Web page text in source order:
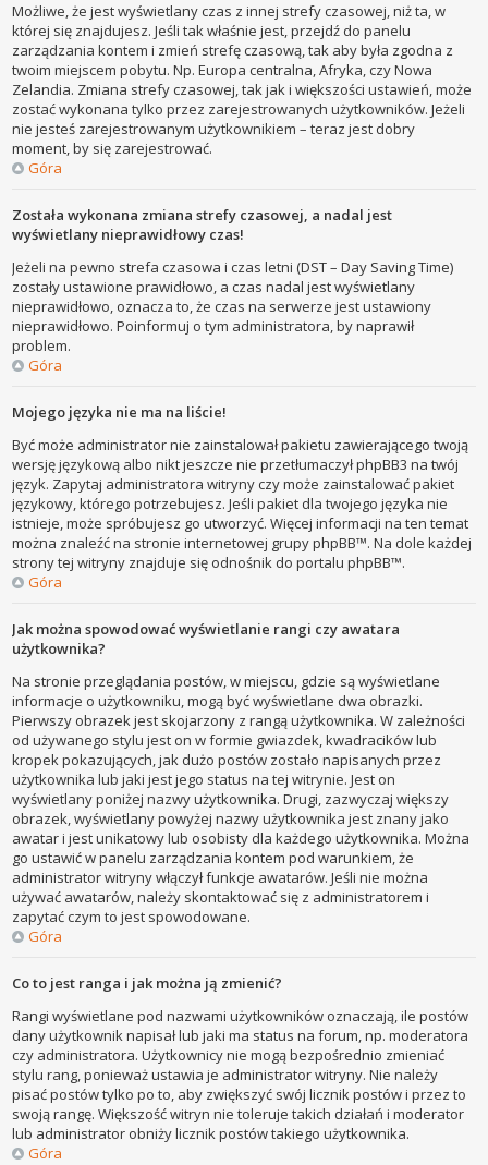
Możliwe, że jest wyświetlany czas z innej strefy czasowej, niż ta, w
której się znajdujesz. Jeśli tak właśnie jest, przejdź do panelu
zarządzania kontem i zmień strefę czasową, tak aby była zgodna z
twoim miejscem pobytu. Np. Europa centralna, Afryka, czy Nowa
Zelandia. Zmiana strefy czasowej, tak jak i większości ustawień, może
zostać wykonana tylko przez zarejestrowanych użytkowników. Jeżeli
nie jesteś zarejestrowanym użytkownikiem – teraz jest dobry
moment, by się zarejestrować.
Góra
Została wykonana zmiana strefy czasowej, a nadal jest
wyświetlany nieprawidłowy czas!
Jeżeli na pewno strefa czasowa i czas letni (DST – Day Saving Time)
zostały ustawione prawidłowo, a czas nadal jest wyświetlany
nieprawidłowo, oznacza to, że czas na serwerze jest ustawiony
nieprawidłowo. Poinformuj o tym administratora, by naprawił
problem.
Góra
Mojego języka nie ma na liście!
Być może administrator nie zainstalował pakietu zawierającego twoją
wersję językową albo nikt jeszcze nie przetłumaczył phpBB3 na twój
język. Zapytaj administratora witryny czy może zainstalować pakiet
językowy, którego potrzebujesz. Jeśli pakiet dla twojego języka nie
istnieje, może spróbujesz go utworzyć. Więcej informacji na ten temat
można znaleźć na stronie internetowej grupy phpBB™. Na dole każdej
strony tej witryny znajduje się odnośnik do portalu phpBB™.
Góra
Jak można spowodować wyświetlanie rangi czy awatara
użytkownika?
Na stronie przeglądania postów, w miejscu, gdzie są wyświetlane
informacje o użytkowniku, mogą być wyświetlane dwa obrazki.
Pierwszy obrazek jest skojarzony z rangą użytkownika. W zależności
od używanego stylu jest on w formie gwiazdek, kwadracików lub
kropek pokazujących, jak dużo postów zostało napisanych przez
użytkownika lub jaki jest jego status na tej witrynie. Jest on
wyświetlany poniżej nazwy użytkownika. Drugi, zazwyczaj większy
obrazek, wyświetlany powyżej nazwy użytkownika jest znany jako
awatar i jest unikatowy lub osobisty dla każdego użytkownika. Można
go ustawić w panelu zarządzania kontem pod warunkiem, że
administrator witryny włączył funkcje awatarów. Jeśli nie można
używać awatarów, należy skontaktować się z administratorem i
zapytać czym to jest spowodowane.
Góra
Co to jest ranga i jak można ją zmienić?
Rangi wyświetlane pod nazwami użytkowników oznaczają, ile postów
dany użytkownik napisał lub jaki ma status na forum, np. moderatora
czy administratora. Użytkownicy nie mogą bezpośrednio zmieniać
stylu rang, ponieważ ustawia je administrator witryny. Nie należy
pisać postów tylko po to, aby zwiększyć swój licznik postów i przez to
swoją rangę. Większość witryn nie toleruje takich działań i moderator
lub administrator obniży licznik postów takiego użytkownika.
Góra